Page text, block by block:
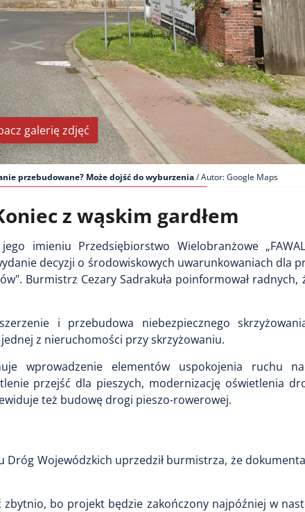
galerię zdjęć
przebudowane? Może dojść do wyburzenia / Autor: Google Maps
z wąskim gardłem
imieniu Przedsiębiorstwo Wielobranżowe
decyzji o środowiskowych uwarunkowaniach dla
Burmistrz Cezary Sadrakuła poinformował
i przebudowa niebezpiecznego
z nieruchomości przy skrzyżowaniu.
wprowadzenie elementów uspokojenia ruchu
przejść dla pieszych, modernizację oświetlenia
też budowę drogi pieszo-rowerowej.
Wojewódzkich uprzedził burmistrza, że
bo projekt będzie zakończony najpóźniej w